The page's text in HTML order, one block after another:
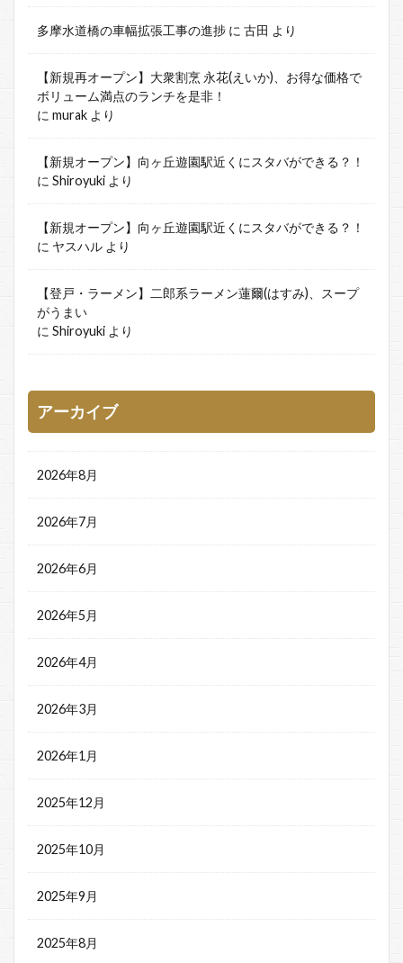
多摩水道橋の車幅拡張工事の進捗 に 古田 より
【新規再オープン】大衆割烹 永花(えいか)、お得な価格で
ボリューム満点のランチを是非！
に murak より
【新規オープン】向ヶ丘遊園駅近くにスタバができる？！
に Shiroyuki より
【新規オープン】向ヶ丘遊園駅近くにスタバができる？！
に ヤスハル より
【登戸・ラーメン】二郎系ラーメン蓮爾(はすみ)、スープ
がうまい
に Shiroyuki より
アーカイブ
2026年8月
2026年7月
2026年6月
2026年5月
2026年4月
2026年3月
2026年1月
2025年12月
2025年10月
2025年9月
2025年8月